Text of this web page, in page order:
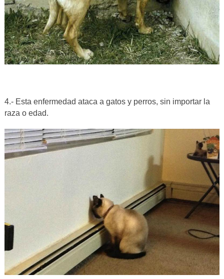
4.- Esta enfermedad ataca a gatos y perros, sin importar la
raza o edad.